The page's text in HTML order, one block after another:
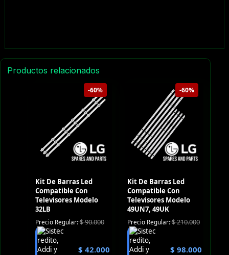
Productos relacionados
-60%
Kit De Barras Led
Compatible Con
Televisores Modelo
32LB
Precio Regular:$90.000
$ 42.000
-60%
Kit De Barras Led
Compatible Con
Televisores Modelo
49UN7, 49UK
Precio Regular:$210.000
$ 98.000